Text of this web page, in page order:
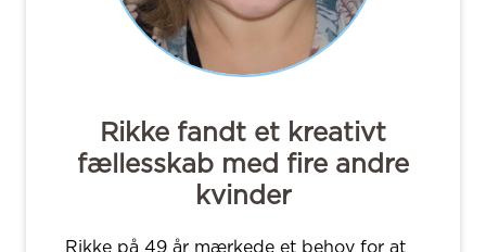
Rikke fandt et kreativt
fællesskab med fire andre
kvinder
Rikke på 49 år mærkede et behov for at